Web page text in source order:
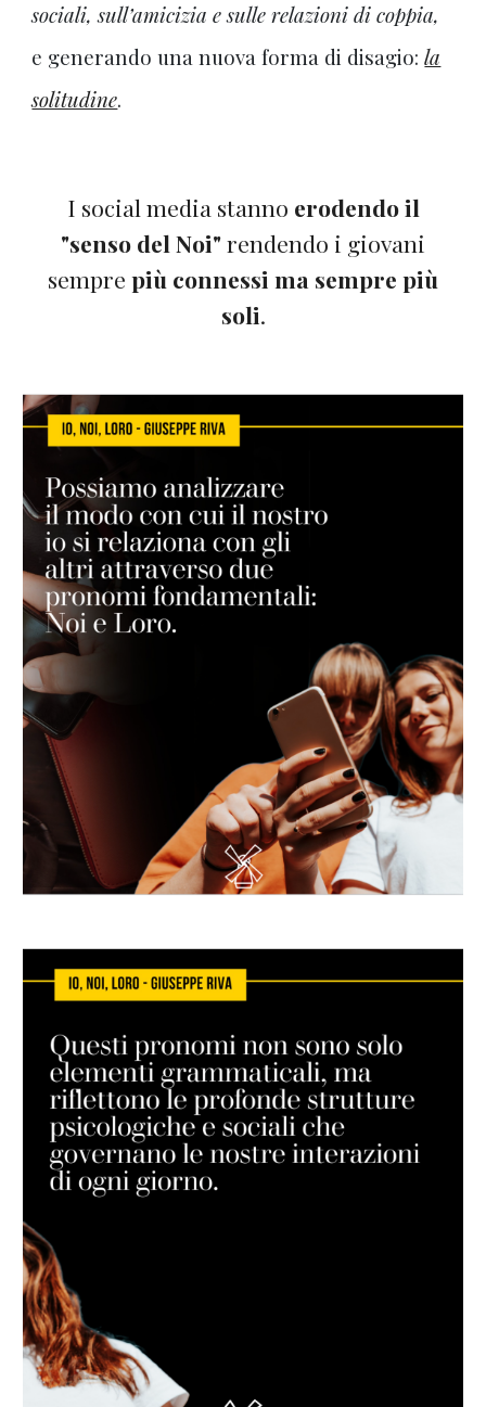
sociali, sull’amicizia e sulle relazioni di coppia,
e generando una nuova forma di disagio:la
solitudine.
I social media stanno erodendo il
"senso del Noi"rendendo i giovani
sempre più connessi ma sempre più
soli.